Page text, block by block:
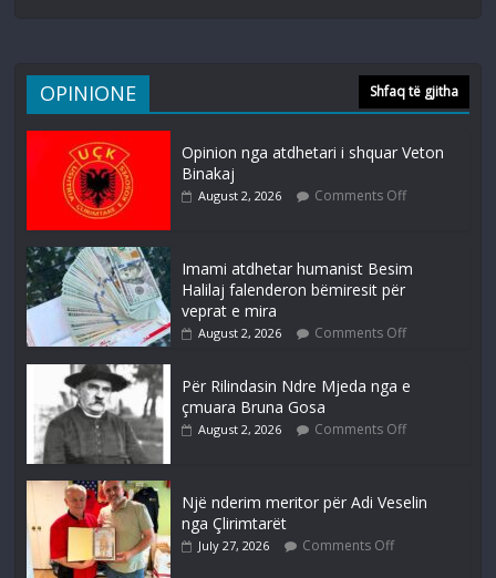
OPINIONE Shfaq të gjitha
Opinion nga atdhetari i shquar Veton
Binakaj
August 2, 2026 Comments Off
Imami atdhetar humanist Besim
Halilaj falenderon bëmiresit për
veprat e mira
August 2, 2026 Comments Off
Për Rilindasin Ndre Mjeda nga e
çmuara Bruna Gosa
August 2, 2026 Comments Off
Një nderim meritor për Adi Veselin
nga Çlirimtarët
July 27, 2026 Comments Off